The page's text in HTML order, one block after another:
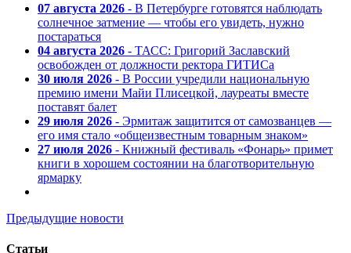
07 августа 2026 - В Петербурге готовятся наблюдать
солнечное затмение — чтобы его увидеть, нужно
постараться
04 августа 2026 - ТАСС: Григорий Заславский
освобожден от должности ректора ГИТИСа
30 июля 2026 - В России учредили национальную
премию имени Майи Плисецкой, лауреаты вместе
поставят балет
29 июля 2026 - Эрмитаж защитится от самозванцев —
его имя стало «общеизвестным товарным знаком»
27 июля 2026 - Книжный фестиваль «Фонарь» примет
книги в хорошем состоянии на благотворительную
ярмарку
Предыдущие новости
Статьи